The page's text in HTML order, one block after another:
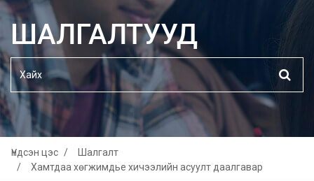
ШАЛГАЛТУУД
Үндсэн цэс
Шалгалт
Хамтдаа хөгжимдье хичээлийн асуулт даалгавар